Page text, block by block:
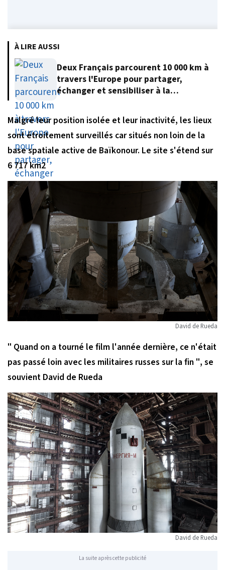
À LIRE AUSSI
Deux Français parcourent 10 000 km à
travers l'Europe pour partager,
échanger et sensibiliser à la
Malgré leur position isolée et leur inactivité, les lieux
sont étroitement surveillés car situés non loin de la
base spatiale active de Baïkonour. Le site s'étend sur
6 717 km2
David de Rueda
" Quand on a tourné le film l'année dernière, ce n'était
pas passé loin avec les militaires russes sur la fin ", se
souvient David de Rueda
David de Rueda
La suite après cette publicité